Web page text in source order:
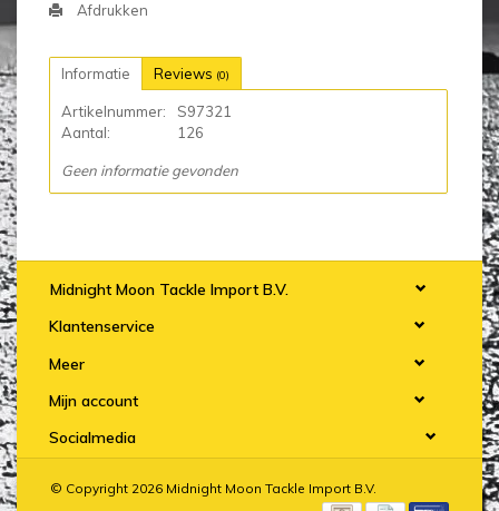
Afdrukken
Informatie Reviews (0)
Artikelnummer:
S97321
Aantal:
126
Geen informatie gevonden
Midnight Moon Tackle Import B.V.
Klantenservice
Meer
Mijn account
Socialmedia
© Copyright 2026 Midnight Moon Tackle Import B.V.